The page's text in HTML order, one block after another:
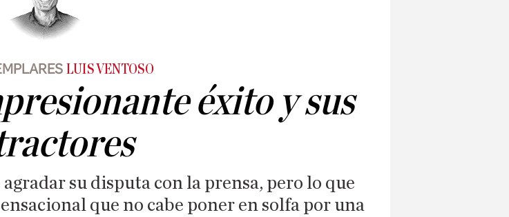
LUIS VENTOSO
éxito y sus
su disputa con la prensa, pero lo que
que no cabe poner en solfa por una